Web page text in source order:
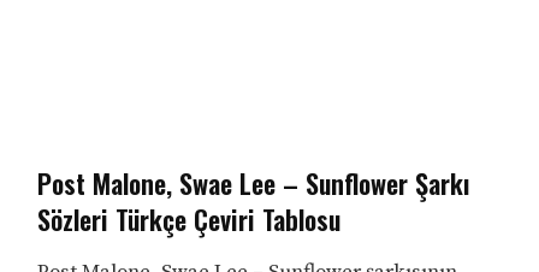
Post Malone, Swae Lee – Sunflower Şarkı
Sözleri Türkçe Çeviri Tablosu